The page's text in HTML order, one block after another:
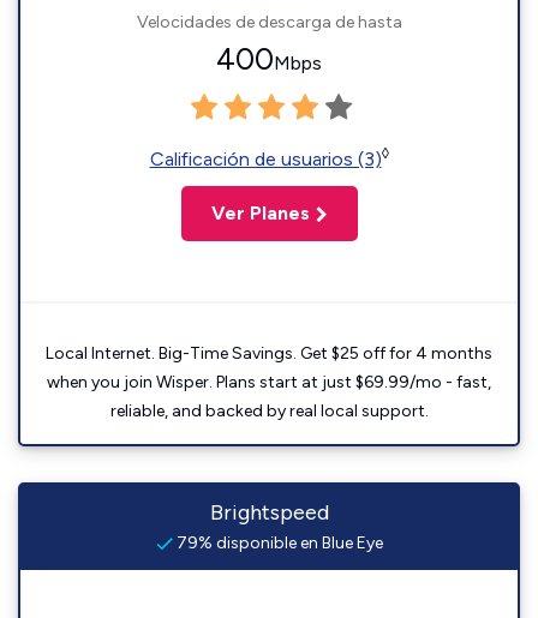
Velocidades de descarga de hasta
400Mbps
Calificación de usuarios (3)◊
Ver Planes
Local Internet. Big-Time Savings. Get $25 off for 4 months
when you join Wisper. Plans start at just $69.99/mo - fast,
reliable, and backed by real local support.
Brightspeed
79% disponible en Blue Eye